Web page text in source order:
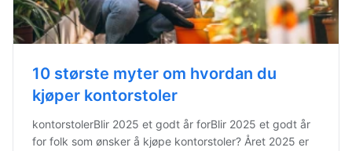
10 største myter om hvordan du
kjøper kontorstoler
kontorstolerBlir 2025 et godt år forBlir 2025 et godt år
for folk som ønsker å kjøpe kontorstoler? Året 2025 er